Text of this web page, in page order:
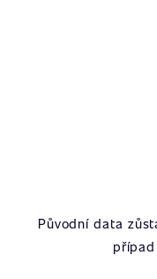
Původní data